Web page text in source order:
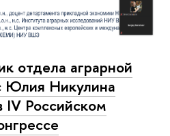
отдела аграрной
Юлия Никулина
IV Российском